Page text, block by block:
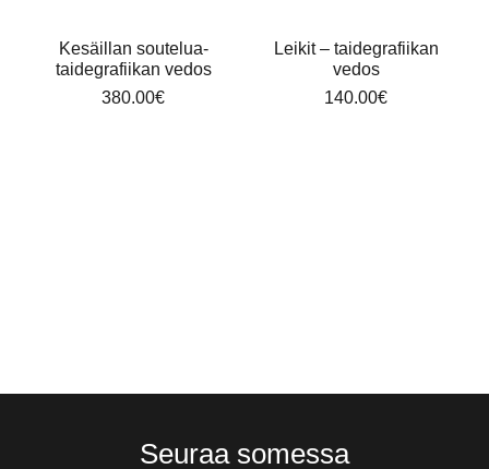
Kesäillan soutelua-
taidegrafiikan vedos
380.00€
Leikit – taidegrafiikan
vedos
140.00€
Seuraa somessa